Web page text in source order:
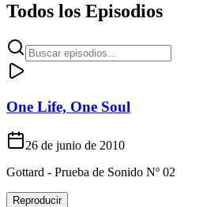
Todos los Episodios
One Life, One Soul
26 de junio de 2010
Gottard - Prueba de Sonido Nº 02
Reproducir